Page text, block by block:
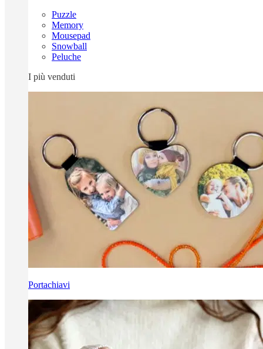
Puzzle
Memory
Mousepad
Snowball
Peluche
I più venduti
Portachiavi